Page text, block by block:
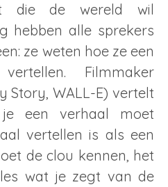
die de wereld wil
hebben alle sprekers
ze weten hoe ze een
Filmmaker
Story, WALL-E) vertelt
een verhaal moet
vertellen is als een
de clou kennen, het
wat je zegt van de